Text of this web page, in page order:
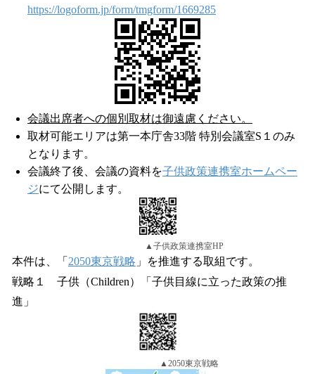
https://logoform.jp/form/tmgform/1669285
会議出席者への個別取材は御遠慮ください。
取材可能エリアは第一本庁舎33階 特別会議室S１のみ
となります。
会議終了後、会議の資料を子供政策連携室ホームペー
ジにて公開します。
▲子供政策連携室HP
本件は、「 2050東京戦略 」を推進する取組です。
戦略１ 子供（Children）「子供目線に立った政策の推
進」
▲2050東京戦略